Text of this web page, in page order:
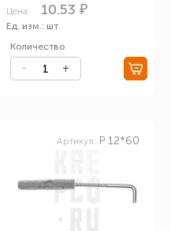
Цена: 10.53 ₽
Ед. изм.: шт
Количество
Артикул: P 12*60